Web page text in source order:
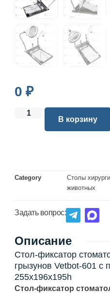
0 ₽
В корзину
Category
Столы
животных
Задать вопрос:
Описание
Стол-фиксатор
грызунов Vetbot-601 с
255х196х195h
Стол-фиксатор